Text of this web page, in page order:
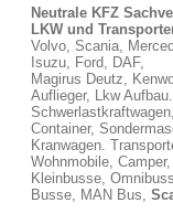
Neutrale KFZ
LKW und
Volvo, Scania,
Isuzu, Ford, DAF,
Magirus Deutz,
Auflieger, Lkw
Container,
Kranwagen.
Wohnmobile,
Kleinbusse,
Busse, MAN Bus,